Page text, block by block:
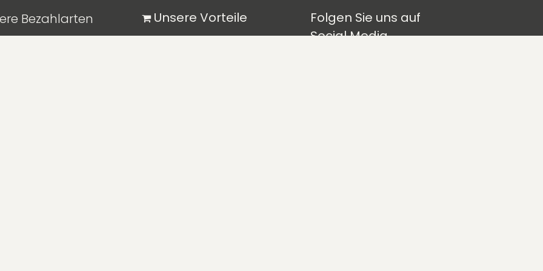
Folgen Sie uns auf
Social Media
​ Unsere Vorteile
Bezahlarten